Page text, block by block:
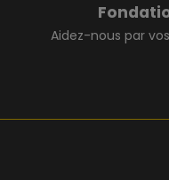
Aidez-nous par